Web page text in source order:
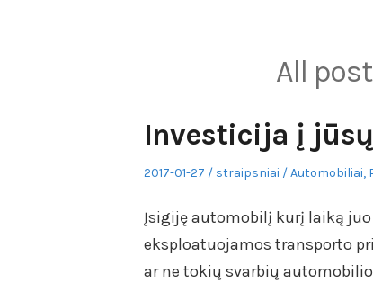
All
Investicija į
Posted
2017-01-27 Author
straipsniai
Posted
Automobiliai,
Įsigiję automobilį kurį laiką
eksploatuojamos transporto
ar ne tokių svarbių